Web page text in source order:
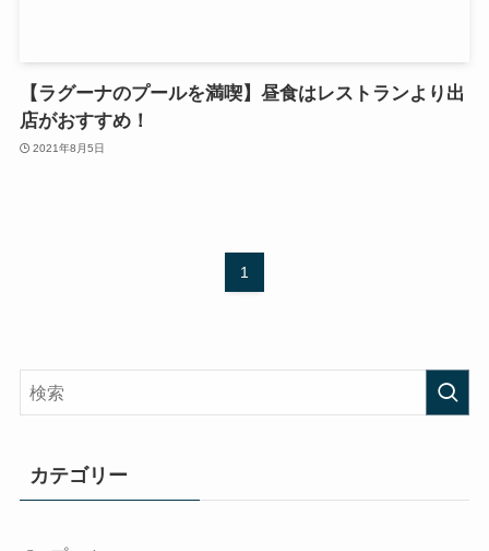
【ラグーナのプールを満喫】昼食はレストランより出
店がおすすめ！
2021年8月5日
1
カテゴリー